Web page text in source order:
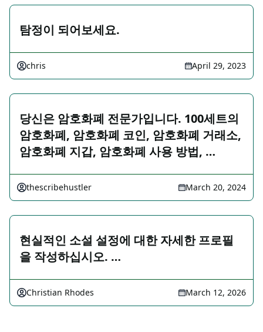
탐정이 되어보세요.
chris April 29, 2023
당신은 암호화폐 전문가입니다. 100세트의
암호화폐, 암호화폐 코인, 암호화폐 거래소,
암호화폐 지갑, 암호화폐 사용 방법, …
thescribehustler March 20, 2024
현실적인 소설 설정에 대한 자세한 프로필
을 작성하십시오. …
Christian Rhodes March 12, 2026